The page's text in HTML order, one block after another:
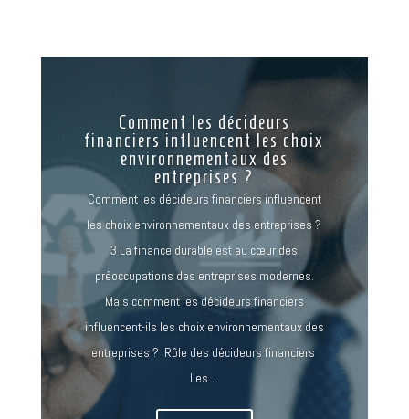
Comment les décideurs
financiers influencent les choix
environnementaux des
entreprises ?
Comment les décideurs financiers influencent
les choix environnementaux des entreprises ?
3 La finance durable est au cœur des
préoccupations des entreprises modernes.
Mais comment les décideurs financiers
influencent-ils les choix environnementaux des
entreprises ? Rôle des décideurs financiers
Les…